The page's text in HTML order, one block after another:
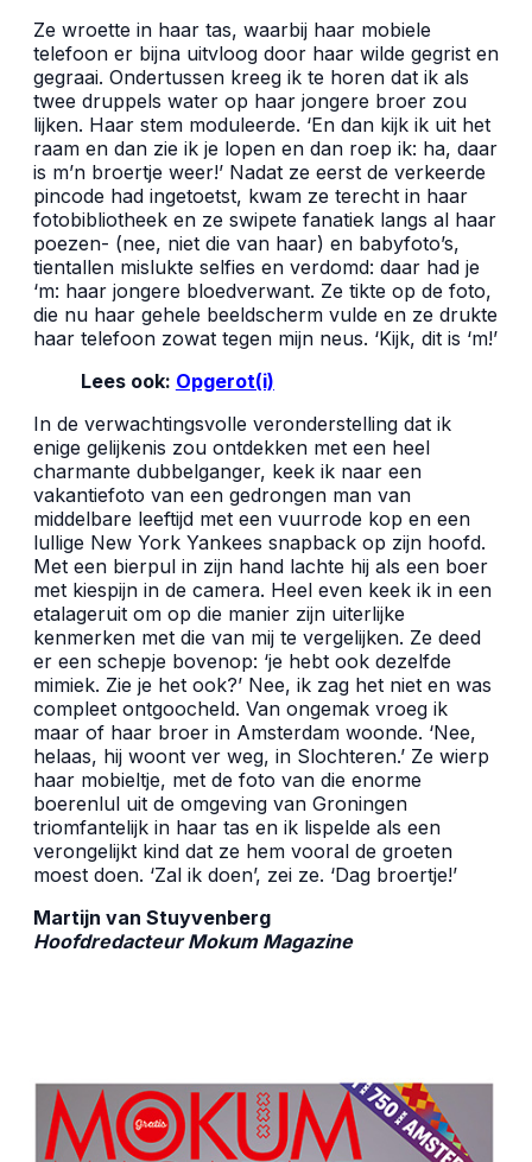
Ze wroette in haar tas, waarbij haar mobiele
telefoon er bijna uitvloog door haar wilde gegrist en
gegraai. Ondertussen kreeg ik te horen dat ik als
twee druppels water op haar jongere broer zou
lijken. Haar stem moduleerde. ‘En dan kijk ik uit het
raam en dan zie ik je lopen en dan roep ik: ha, daar
is m’n broertje weer!’ Nadat ze eerst de verkeerde
pincode had ingetoetst, kwam ze terecht in haar
fotobibliotheek en ze swipete fanatiek langs al haar
poezen- (nee, niet die van haar) en babyfoto’s,
tientallen mislukte selfies en verdomd: daar had je
‘m: haar jongere bloedverwant. Ze tikte op de foto,
die nu haar gehele beeldscherm vulde en ze drukte
haar telefoon zowat tegen mijn neus. ‘Kijk, dit is ‘m!’
Lees ook: Opgerot(i)
In de verwachtingsvolle veronderstelling dat ik
enige gelijkenis zou ontdekken met een heel
charmante dubbelganger, keek ik naar een
vakantiefoto van een gedrongen man van
middelbare leeftijd met een vuurrode kop en een
lullige New York Yankees snapback op zijn hoofd.
Met een bierpul in zijn hand lachte hij als een boer
met kiespijn in de camera. Heel even keek ik in een
etalageruit om op die manier zijn uiterlijke
kenmerken met die van mij te vergelijken. Ze deed
er een schepje bovenop: ‘je hebt ook dezelfde
mimiek. Zie je het ook?’ Nee, ik zag het niet en was
compleet ontgoocheld. Van ongemak vroeg ik
maar of haar broer in Amsterdam woonde. ‘Nee,
helaas, hij woont ver weg, in Slochteren.’ Ze wierp
haar mobieltje, met de foto van die enorme
boerenlul uit de omgeving van Groningen
triomfantelijk in haar tas en ik lispelde als een
verongelijkt kind dat ze hem vooral de groeten
moest doen. ‘Zal ik doen’, zei ze. ‘Dag broertje!’
Martijn van Stuyvenberg
Hoofdredacteur Mokum Magazine